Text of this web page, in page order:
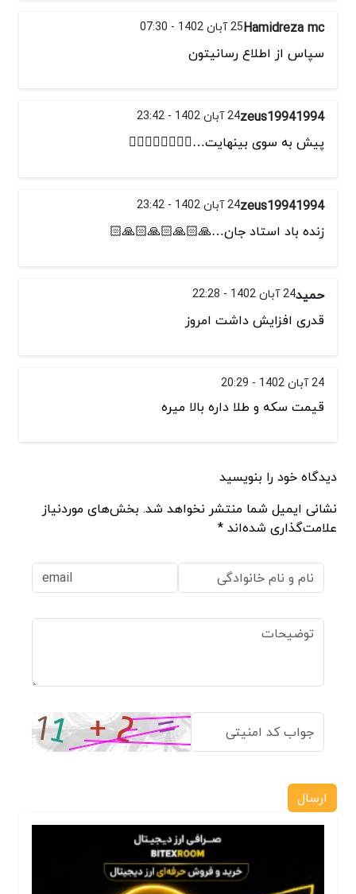
Hamidreza mc25 آبان 1402 - 07:30
سپاس از اطلاع رسانيتون
zeus1994199424 آبان 1402 - 23:42
پیش به سوی بینهایت…👌🏻👌🏻👌🏻👌🏻
zeus1994199424 آبان 1402 - 23:42
زنده باد استاد جان…🙏🏻🙏🏻🙏🏻🙏🏻
حمید24 آبان 1402 - 22:28
قدری افزایش داشت امروز
24 آبان 1402 - 20:29
قیمت سکه و طلا داره بالا میره
دیدگاه خود را بنویسید
نشانی ایمیل شما منتشر نخواهد شد. بخش‌های موردنیاز
علامت‌گذاری شده‌اند *
ارسال